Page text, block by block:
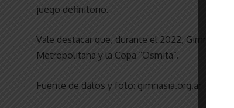
juego definitorio.
Vale destacar que, durante el 2022, Gimnasia,
Metropolitana y la Copa “Osmita”.
Fuente de datos y foto: gimnasia.org.ar